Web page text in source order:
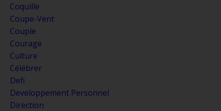
Coquille
Coupe-Vent
Couple
Courage
Culture
Célébrer
Defi
Developpement Personnel
Direction